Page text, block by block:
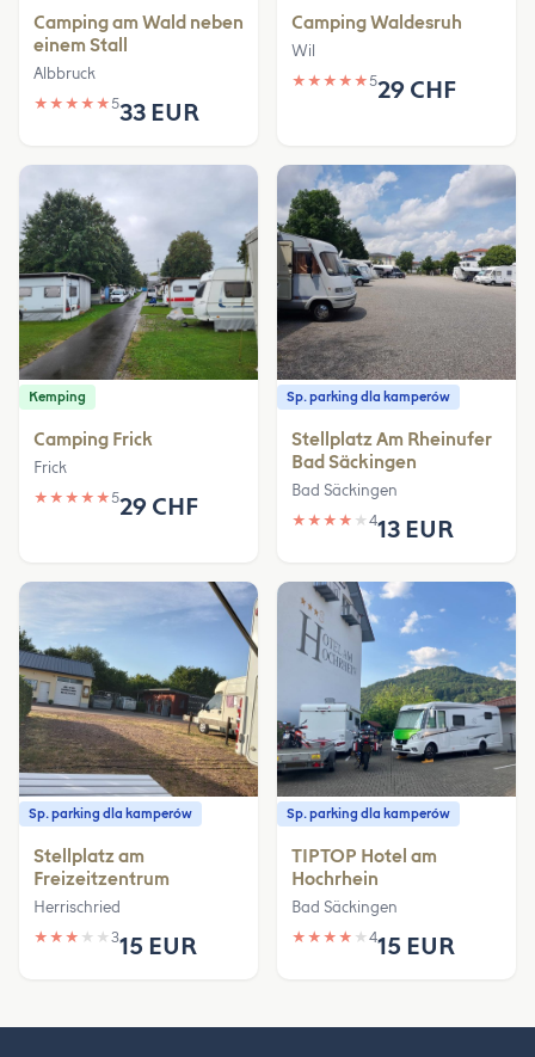
Camping am Wald neben
einem Stall
Albbruck
★ ★ ★ ★ ★533 EUR
Camping Waldesruh
Wil
★ ★ ★ ★ ★529 CHF
Kemping
Camping Frick
Frick
★ ★ ★ ★ ★529 CHF
Sp. parking dla kamperów
Stellplatz Am Rheinufer
Bad Säckingen
Bad Säckingen
★ ★ ★ ★ ★ 413 EUR
Sp. parking dla kamperów
Stellplatz am
Freizeitzentrum
Herrischried
★ ★ ★ ★ ★ 315 EUR
Sp. parking dla kamperów
TIPTOP Hotel am
Hochrhein
Bad Säckingen
★ ★ ★ ★ ★ 415 EUR